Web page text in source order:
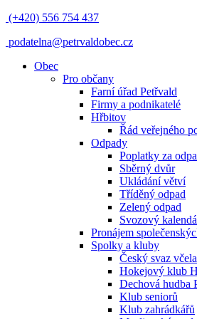
(+420) 556 754 437
podatelna@petrvaldobec.cz
Obec
Pro občany
Farní úřad Petřvald
Firmy a podnikatelé
Hřbitov
Řád veřejného
Odpady
Poplatky za
Sběrný dvůr
Ukládání větví
Tříděný odpad
Zelený odpad
Svozový
Pronájem
Spolky a kluby
Český svaz
Hokejový klub
Dechová hudba
Klub seniorů
Klub zahrádkářů